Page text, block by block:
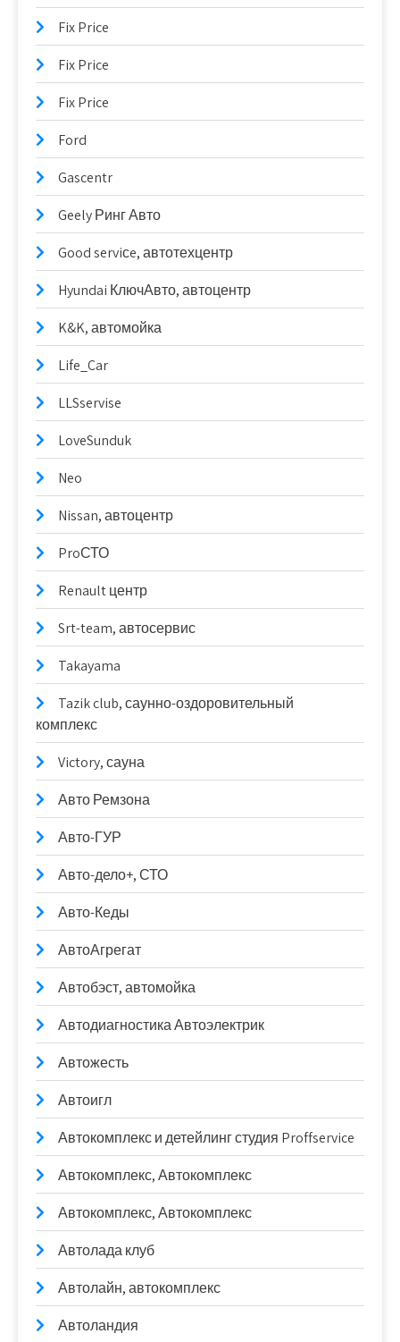
Fix Price
Fix Price
Fix Price
Ford
Gascentr
Geely Ринг Авто
Good serviсe, автотехцентр
Hyundai КлючАвто, автоцентр
K&K, автомойка
Life_Car
LLSservise
LoveSunduk
Neo
Nissan, автоцентр
ProСТО
Renault центр
Srt-team, автосервис
Takayama
Tazik club, саунно-оздоровительный
комплекс
Victory, сауна
Авто Ремзона
Авто-ГУР
Авто-дело+, СТО
Авто-Кеды
АвтоАгрегат
Автобэст, автомойка
Автодиагностика Автоэлектрик
Автожесть
Автоигл
Автокомплекс и детейлинг студия Proffservice
Автокомплекс, Автокомплекс
Автокомплекс, Автокомплекс
Автолада клуб
Автолайн, автокомплекс
Автоландия